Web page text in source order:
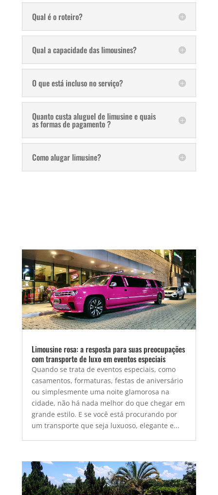
Qual é o roteiro?
Qual a capacidade das limousines?
O que está incluso no serviço?
Quanto custa aluguel de limusine e quais
as formas de pagamento ?
Como alugar limusine?
Limousine rosa: a resposta para suas preocupações
com transporte de luxo em eventos especiais
Quando se trata de eventos especiais, como
casamentos, formaturas, festas de aniversário
ou simplesmente uma noite glamorosa na
cidade, não há nada melhor do que chegar em
grande estilo. E se você está procurando por
um transporte que seja luxuoso, elegante e...